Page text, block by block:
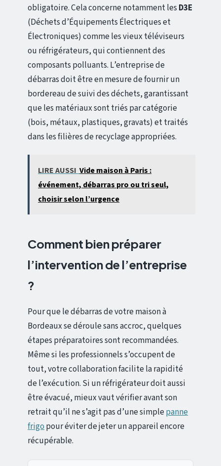
obligatoire. Cela concerne notamment les D3E
(Déchets d’Équipements Électriques et
Électroniques) comme les vieux téléviseurs
ou réfrigérateurs, qui contiennent des
composants polluants. L’entreprise de
débarras doit être en mesure de fournir un
bordereau de suivi des déchets, garantissant
que les matériaux sont triés par catégorie
(bois, métaux, plastiques, gravats) et traités
dans les filières de recyclage appropriées.
LIRE AUSSI Vide maison à Paris :
événement, débarras pro ou tri seul,
choisir selon l’urgence
Comment bien préparer
l’intervention de l’entreprise
?
Pour que le débarras de votre maison à
Bordeaux se déroule sans accroc, quelques
étapes préparatoires sont recommandées.
Même si les professionnels s’occupent de
tout, votre collaboration facilite la rapidité
de l’exécution. Si un réfrigérateur doit aussi
être évacué, mieux vaut vérifier avant son
retrait qu’il ne s’agit pas d’une simplepanne
frigo pour éviter de jeter un appareil encore
récupérable.